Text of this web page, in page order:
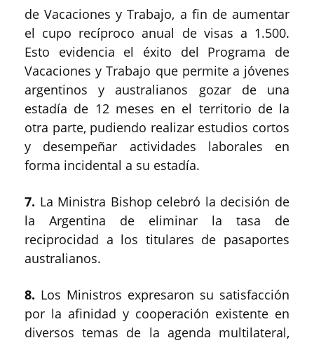
de Vacaciones y Trabajo, a fin de aumentar
el cupo recíproco anual de visas a 1.500.
Esto evidencia el éxito del Programa de
Vacaciones y Trabajo que permite a jóvenes
argentinos y australianos gozar de una
estadía de 12 meses en el territorio de la
otra parte, pudiendo realizar estudios cortos
y desempeñar actividades laborales en
forma incidental a su estadía.
7. La Ministra Bishop celebró la decisión de
la Argentina de eliminar la tasa de
reciprocidad a los titulares de pasaportes
australianos.
8. Los Ministros expresaron su satisfacción
por la afinidad y cooperación existente en
diversos temas de la agenda multilateral,